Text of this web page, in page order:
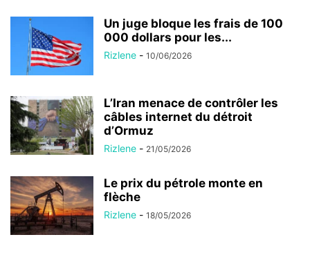
Un juge bloque les frais de 100
000 dollars pour les...
Rizlene - 10/06/2026
L’Iran menace de contrôler les
câbles internet du détroit
d’Ormuz
Rizlene - 21/05/2026
Le prix du pétrole monte en
flèche
Rizlene - 18/05/2026